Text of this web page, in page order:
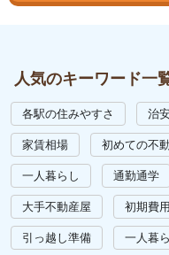
人気のキーワード一
各駅の住みやすさ 治
家賃相場 初めての不
一人暮らし 通勤通学
大手不動産屋 初期費用
引っ越し準備 一人暮